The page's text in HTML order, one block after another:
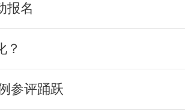
报名
？
参评踊跃